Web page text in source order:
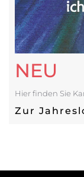
NEU
Hier finden Sie
Zur